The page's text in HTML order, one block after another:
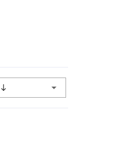
south arrow_drop_down